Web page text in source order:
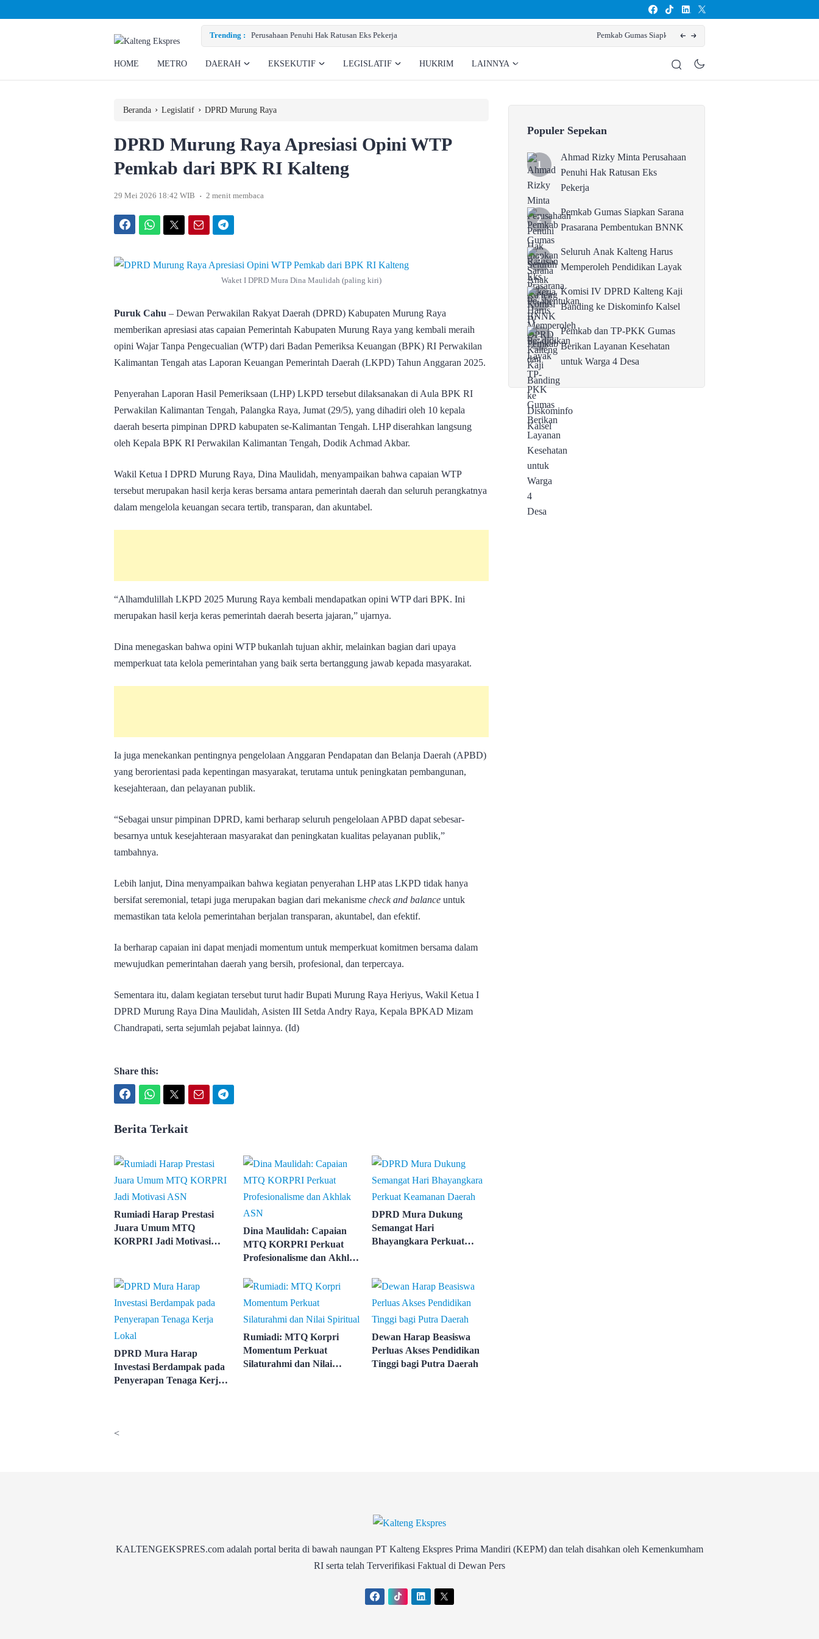
Trending : Pemkab Gumas Siapkan Sarana Prasarana Pembentukan BNNK
HOME METRO DAERAH EKSEKUTIF LEGISLATIF HUKRIM LAINNYA
Beranda › Legislatif › DPRD Murung Raya
DPRD Murung Raya Apresiasi Opini WTP
Pemkab dari BPK RI Kalteng
29 Mei 2026 18:42 WIB . 2 menit membaca
Waket I DPRD Mura Dina Maulidah (paling kiri)
Puruk Cahu – Dewan Perwakilan Rakyat Daerah (DPRD) Kabupaten Murung Raya
memberikan apresiasi atas capaian Pemerintah Kabupaten Murung Raya yang kembali meraih
opini Wajar Tanpa Pengecualian (WTP) dari Badan Pemeriksa Keuangan (BPK) RI Perwakilan
Kalimantan Tengah atas Laporan Keuangan Pemerintah Daerah (LKPD) Tahun Anggaran 2025.
Penyerahan Laporan Hasil Pemeriksaan (LHP) LKPD tersebut dilaksanakan di Aula BPK RI
Perwakilan Kalimantan Tengah, Palangka Raya, Jumat (29/5), yang dihadiri oleh 10 kepala
daerah beserta pimpinan DPRD kabupaten se-Kalimantan Tengah. LHP diserahkan langsung
oleh Kepala BPK RI Perwakilan Kalimantan Tengah, Dodik Achmad Akbar.
Wakil Ketua I DPRD Murung Raya, Dina Maulidah, menyampaikan bahwa capaian WTP
tersebut merupakan hasil kerja keras bersama antara pemerintah daerah dan seluruh perangkatnya
dalam mengelola keuangan secara tertib, transparan, dan akuntabel.
“Alhamdulillah LKPD 2025 Murung Raya kembali mendapatkan opini WTP dari BPK. Ini
merupakan hasil kerja keras pemerintah daerah beserta jajaran,” ujarnya.
Dina menegaskan bahwa opini WTP bukanlah tujuan akhir, melainkan bagian dari upaya
memperkuat tata kelola pemerintahan yang baik serta bertanggung jawab kepada masyarakat.
Ia juga menekankan pentingnya pengelolaan Anggaran Pendapatan dan Belanja Daerah (APBD)
yang berorientasi pada kepentingan masyarakat, terutama untuk peningkatan pembangunan,
kesejahteraan, dan pelayanan publik.
“Sebagai unsur pimpinan DPRD, kami berharap seluruh pengelolaan APBD dapat sebesar-
besarnya untuk kesejahteraan masyarakat dan peningkatan kualitas pelayanan publik,”
tambahnya.
Lebih lanjut, Dina menyampaikan bahwa kegiatan penyerahan LHP atas LKPD tidak hanya
bersifat seremonial, tetapi juga merupakan bagian dari mekanisme check and balance untuk
memastikan tata kelola pemerintahan berjalan transparan, akuntabel, dan efektif.
Ia berharap capaian ini dapat menjadi momentum untuk memperkuat komitmen bersama dalam
mewujudkan pemerintahan daerah yang bersih, profesional, dan terpercaya.
Sementara itu, dalam kegiatan tersebut turut hadir Bupati Murung Raya Heriyus, Wakil Ketua I
DPRD Murung Raya Dina Maulidah, Asisten III Setda Andry Raya, Kepala BPKAD Mizam
Chandrapati, serta sejumlah pejabat lainnya. (Id)
Share this:
Berita Terkait
Rumiadi Harap Prestasi
Juara Umum MTQ
KORPRI Jadi Motivasi
Dina Maulidah: Capaian
MTQ KORPRI Perkuat
Profesionalisme dan Akhlak
DPRD Mura Dukung
Semangat Hari
Bhayangkara Perkuat
DPRD Mura Harap
Investasi Berdampak pada
Penyerapan Tenaga Kerja
Rumiadi: MTQ Korpri
Momentum Perkuat
Silaturahmi dan Nilai
Dewan Harap Beasiswa
Perluas Akses Pendidikan
Tinggi bagi Putra Daerah
Populer Sepekan
Ahmad Rizky Minta Perusahaan
Penuhi Hak Ratusan Eks
Pekerja
Pemkab Gumas Siapkan Sarana
Prasarana Pembentukan BNNK
Seluruh Anak Kalteng Harus
Memperoleh Pendidikan Layak
Komisi IV DPRD Kalteng Kaji
Banding ke Diskominfo Kalsel
Pemkab dan TP-PKK Gumas
Berikan Layanan Kesehatan
untuk Warga 4 Desa
<
KALTENGEKSPRES.com adalah portal berita di bawah naungan PT Kalteng Ekspres Prima Mandiri (KEPM) dan telah disahkan oleh Kemenkumham
RI serta telah Terverifikasi Faktual di Dewan Pers